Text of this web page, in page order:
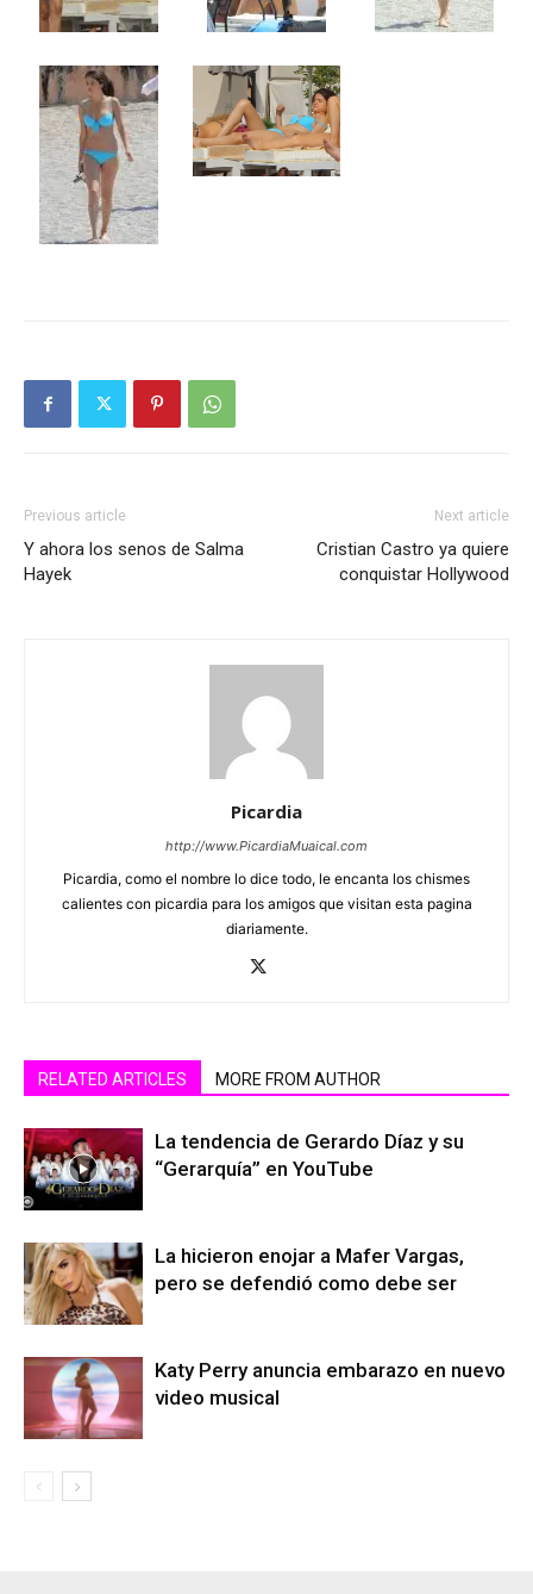
Previous article
Y ahora los senos de Salma
Hayek
Next article
Cristian Castro ya quiere
conquistar Hollywood
Picardia
http://www.PicardiaMuaical.com
Picardia, como el nombre lo dice todo, le encanta los chismes
calientes con picardia para los amigos que visitan esta pagina
diariamente.
RELATED ARTICLES MORE FROM AUTHOR
La tendencia de Gerardo Díaz y su
“Gerarquía” en YouTube
La hicieron enojar a Mafer Vargas,
pero se defendió como debe ser
Katy Perry anuncia embarazo en nuevo
video musical